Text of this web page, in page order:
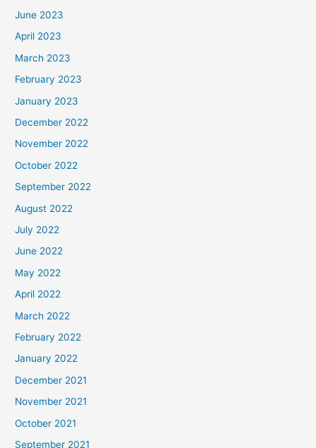
June 2023
April 2023
March 2023
February 2023
January 2023
December 2022
November 2022
October 2022
September 2022
August 2022
July 2022
June 2022
May 2022
April 2022
March 2022
February 2022
January 2022
December 2021
November 2021
October 2021
September 2021